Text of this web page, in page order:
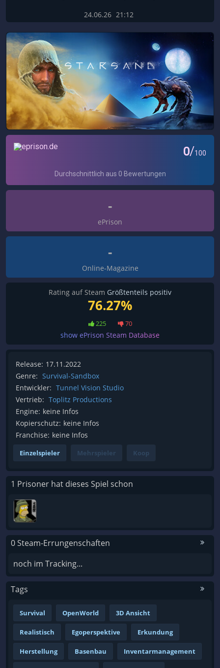
24.06.26 21:12
-
ePrison
-
Online-Magazine
Rating auf Steam Größtenteils positiv
76.27%
225 70
show ePrison Steam Database
Release: 17.11.2022
Genre: Survival-Sandbox
Entwickler: Tunnel Vision Studio
Vertrieb: Toplitz Productions
Engine: keine Infos
Kopierschutz: keine Infos
Franchise: keine Infos
Einzelspieler Mehrspieler Koop
1 Prisoner hat dieses Spiel schon
0 Steam-Errungenschaften
noch im Tracking...
Tags
Survival OpenWorld 3D Ansicht
Realistisch Egoperspektive Erkundung
Herstellung Basenbau Inventarmanagement